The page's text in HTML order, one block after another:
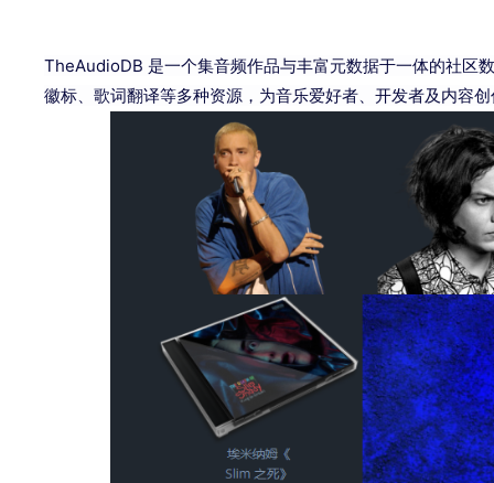
TheAudioDB 是一个集音频作品与丰富元数据于一体的社区
徽标、歌词翻译等多种资源，为音乐爱好者、开发者及内容